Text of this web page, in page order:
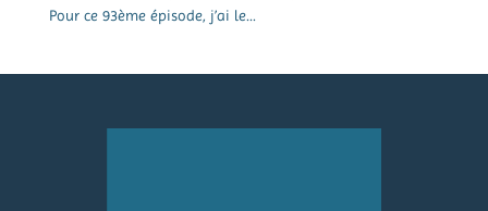
Pour ce 93ème épisode, j’ai le...